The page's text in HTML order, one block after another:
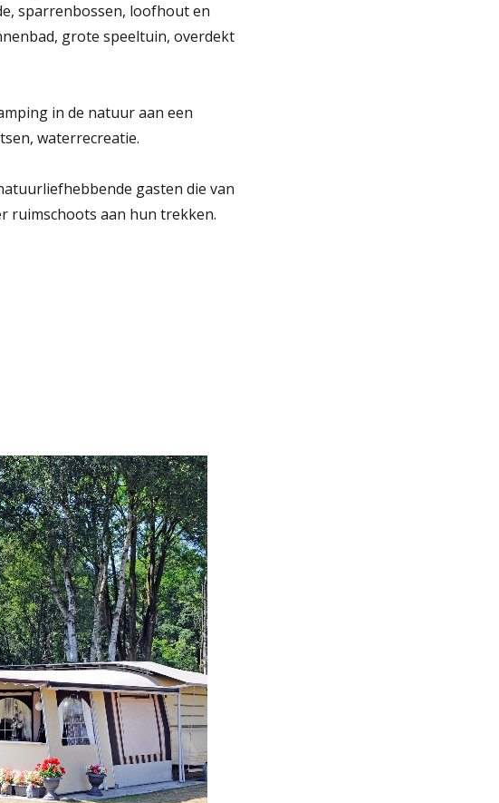
sparrenbossen, loofhout en
grote speeltuin, overdekt
in de natuur aan een
waterrecreatie.
gasten die van
ruimschoots aan hun trekken.